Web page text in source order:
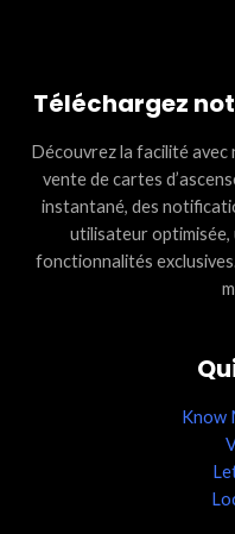
Téléchargez
Découvrez la facilité avec
vente de cartes
instantané, des
utilisateur
fonctionnalités
Know